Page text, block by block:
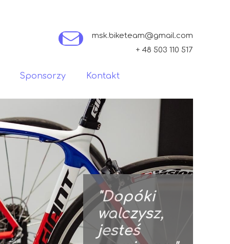
Sponsorzy Kontakt
msk.biketeam@gmail.com
+ 48 503 110 517
"Dopóki
walczysz,
jesteś